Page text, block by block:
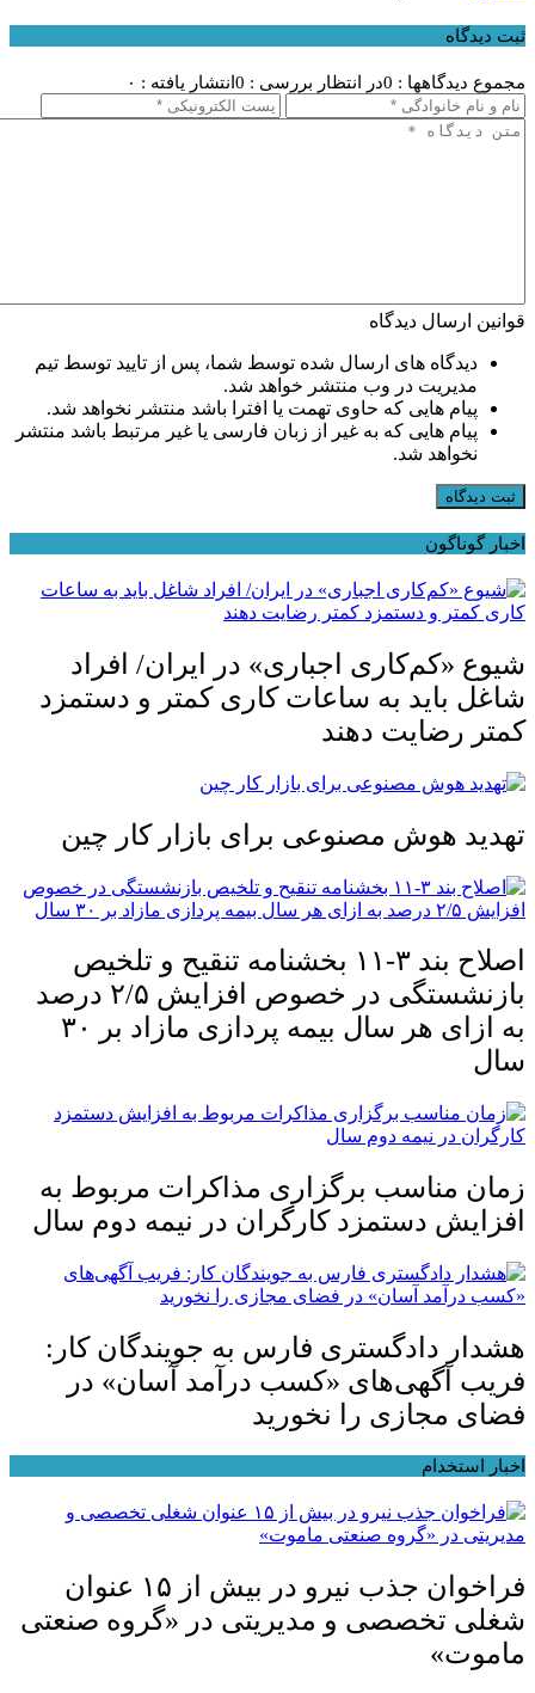
ثبت دیدگاه
مجموع دیدگاهها : 0 در انتظار بررسی : 0 انتشار یافته : ۰
قوانین ارسال دیدگاه
دیدگاه های ارسال شده توسط شما، پس از تایید توسط تیم
مدیریت در وب منتشر خواهد شد.
پیام هایی که حاوی تهمت یا افترا باشد منتشر نخواهد شد.
پیام هایی که به غیر از زبان فارسی یا غیر مرتبط باشد منتشر
نخواهد شد.
ثبت دیدگاه
اخبار گوناگون
شیوع «کم‌کاری اجباری» در ایران/ افراد
شاغل باید به ساعات کاری کمتر و دستمزد
کمتر رضایت دهند
تهدید هوش مصنوعی برای بازار کار چین
اصلاح بند ۳‏-۱۱ بخشنامه تنقیح و تلخیص
بازنشستگی در خصوص افزایش ۵‏‏‏‏‏‏‏‏‏/۲ درصد
سال
زمان مناسب برگزاری مذاکرات مربوط به
افزایش دستمزد کارگران در نیمه دوم سال
هشدار دادگستری فارس به جویندگان کار:
فریب آگهی‌های «کسب درآمد آسان» در
فضای مجازی را نخورید
اخبار استخدام
فراخوان جذب نیرو در بیش از ۱۵ عنوان
شغلی تخصصی و مدیریتی در «گروه صنعتی
ماموت»